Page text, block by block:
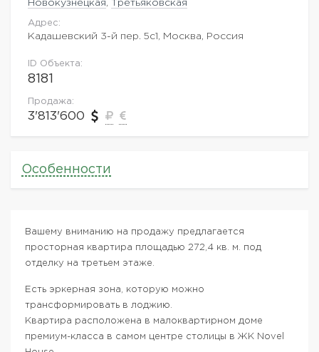
Новокузнецкая Третьяковская
Адрес:
Кадашевский 3-й пер. 5с1, Москва, Россия
ID Объекта:
8181
Продажа:
3'813'600
Особенности
Вашему вниманию на продажу предлагается
просторная квартира площадью 272,4 кв. м. под
отделку на третьем этаже.
Есть эркерная зона, которую можно
трансформировать в лоджию.
Квартира расположена в малоквартирном доме
премиум-класса в самом центре столицы в ЖК Novel